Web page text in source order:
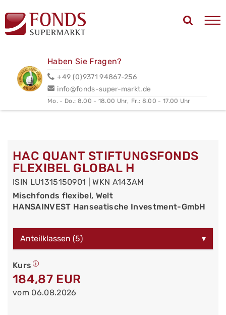
Haben Sie Fragen?
+49 (0)9371 94867-256
info@fonds-super-markt.de
Mo. - Do.: 8.00 - 18.00 Uhr, Fr.: 8.00 - 17.00 Uhr
HAC QUANT STIFTUNGSFONDS
FLEXIBEL GLOBAL H
ISIN LU1315150901 | WKN A143AM
Mischfonds flexibel, Welt
HANSAINVEST Hanseatische Investment-GmbH
Anteilklassen (5) ▾
Kurs
184,87 EUR
vom 06.08.2026